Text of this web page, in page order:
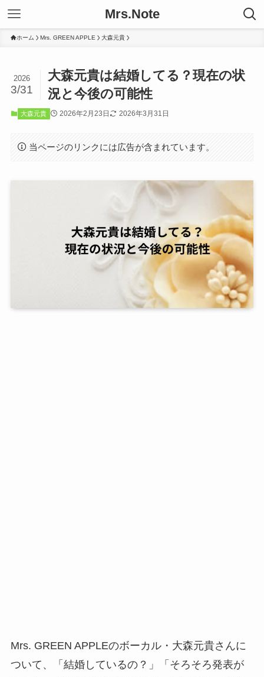
Mrs.Note
ホーム Mrs. GREEN APPLE 大森元貴
大森元貴は結婚してる？現在の状
況と今後の可能性
2026
3/31
大森元貴 2026年2月23日 2026年3月31日
当ページのリンクには広告が含まれています。
Mrs. GREEN APPLEのボーカル・大森元貴さんに
ついて、「結婚しているの？」「そろそろ発表が